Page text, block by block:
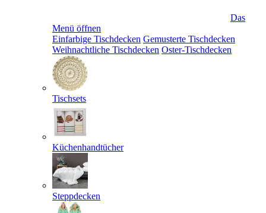
Das
Menü öffnen
Einfarbige Tischdecken Gemusterte Tischdecken
Weihnachtliche Tischdecken Oster-Tischdecken
Tischsets
Küchenhandtücher
Steppdecken